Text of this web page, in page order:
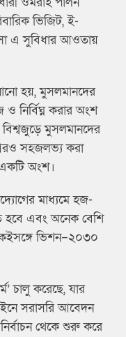
ভিজিট, ই-
এ সুবিধার আওতায়
হয়, মুসলমানদের
করার অংশ
মুসলমানদের
সহজলভ্য করা
অংশ।
মাধ্যমে হজ-
হবে এবং অনেক বেশি
ভিশন–২০৩০
চালু করেছে, যার
সরাসরি আবেদন
থেকে শুরু করে